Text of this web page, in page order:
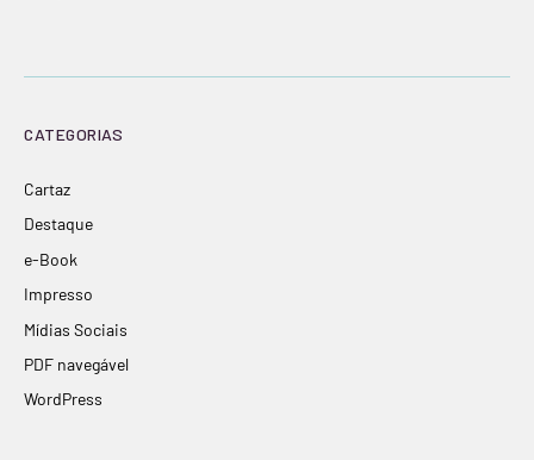
CATEGORIAS
Cartaz
Destaque
e-Book
Impresso
Mídias Sociais
PDF navegável
WordPress